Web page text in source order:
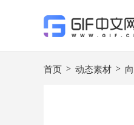
首页 > 动态素材 >